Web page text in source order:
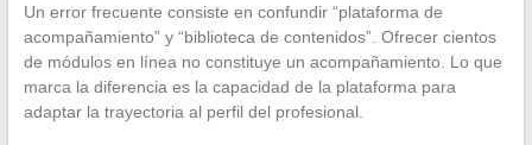
Un error frecuente consiste en confundir “plataforma de
acompañamiento” y “biblioteca de contenidos”. Ofrecer cientos
de módulos en línea no constituye un acompañamiento. Lo que
marca la diferencia es la capacidad de la plataforma para
adaptar la trayectoria al perfil del profesional.